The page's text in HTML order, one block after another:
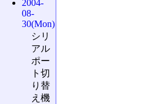
2004-
08-
30(Mon)
シリ
アル
ポー
ト切
り替
え機